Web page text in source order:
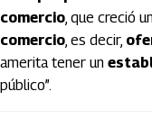
comercio, que creció un
comercio, es decir,
amerita tener un
público”.